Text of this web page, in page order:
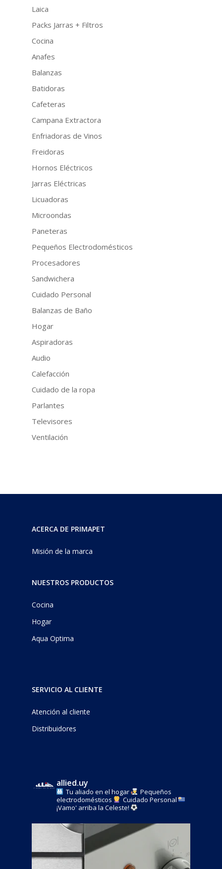
Laica
Packs Jarras + Filtros
Cocina
Anafes
Balanzas
Batidoras
Cafeteras
Campana Extractora
Enfriadoras de Vinos
Freidoras
Hornos Eléctricos
Jarras Eléctricas
Licuadoras
Microondas
Paneteras
Pequeños Electrodomésticos
Procesadores
Sandwichera
Cuidado Personal
Balanzas de Baño
Hogar
Aspiradoras
Audio
Calefacción
Cuidado de la ropa
Parlantes
Televisores
Ventilación
ACERCA DE PRIMAPET
Misión de la marca
NUESTROS PRODUCTOS
Cocina
Hogar
Aqua Optima
SERVICIO AL CLIENTE
Atención al cliente
Distribuidores
allied.uy
Tu aliado en el hogar
Pequeños
electrodomésticos
Cuidado Personal
¡Vamo' arriba la Celeste!